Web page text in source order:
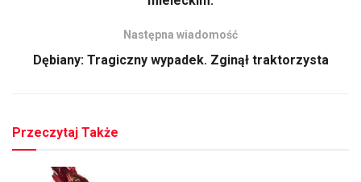
Następna wiadomość
Dębiany: Tragiczny wypadek. Zginął traktorzysta
Przeczytaj Także